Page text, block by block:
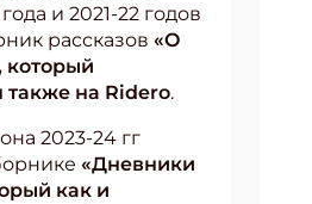
и 2021-22 годов
рассказов «О
который
также на Ridero.
2023-24 гг
«Дневники
как и